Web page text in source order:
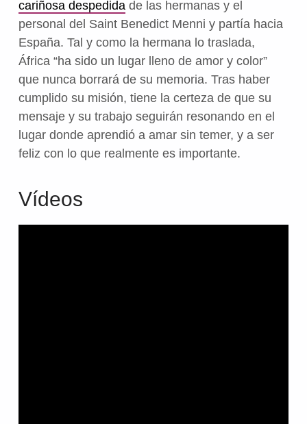
cariñosa despedidade las hermanas y el
personal del Saint Benedict Menni y partía hacia
España. Tal y como la hermana lo traslada,
África “ha sido un lugar lleno de amor y color”
que nunca borrará de su memoria. Tras haber
cumplido su misión, tiene la certeza de que su
mensaje y su trabajo seguirán resonando en el
lugar donde aprendió a amar sin temer, y a ser
feliz con lo que realmente es importante.
Vídeos